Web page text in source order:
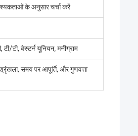
के अनुसार चर्चा करें
टी, वेस्टर्न यूनियन, मनीग्राम
श्रृंखला, समय पर आपूर्ति, और गुणवत्ता